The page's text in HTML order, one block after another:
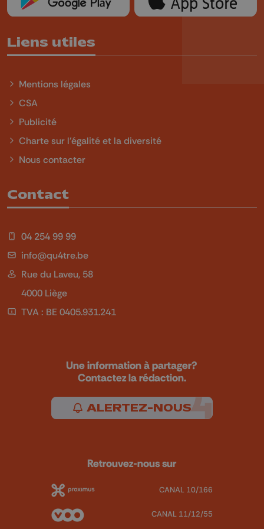
Liens utiles
Mentions légales
CSA
Publicité
Charte sur l'égalité et la diversité
Nous contacter
Contact
04 254 99 99
info@qu4tre.be
Rue du Laveu, 58
4000 Liège
TVA : BE 0405.931.241
Une information à partager?
Contactez la rédaction.
ALERTEZ-NOUS
Retrouvez-nous sur
CANAL 10/166
CANAL 11/12/55